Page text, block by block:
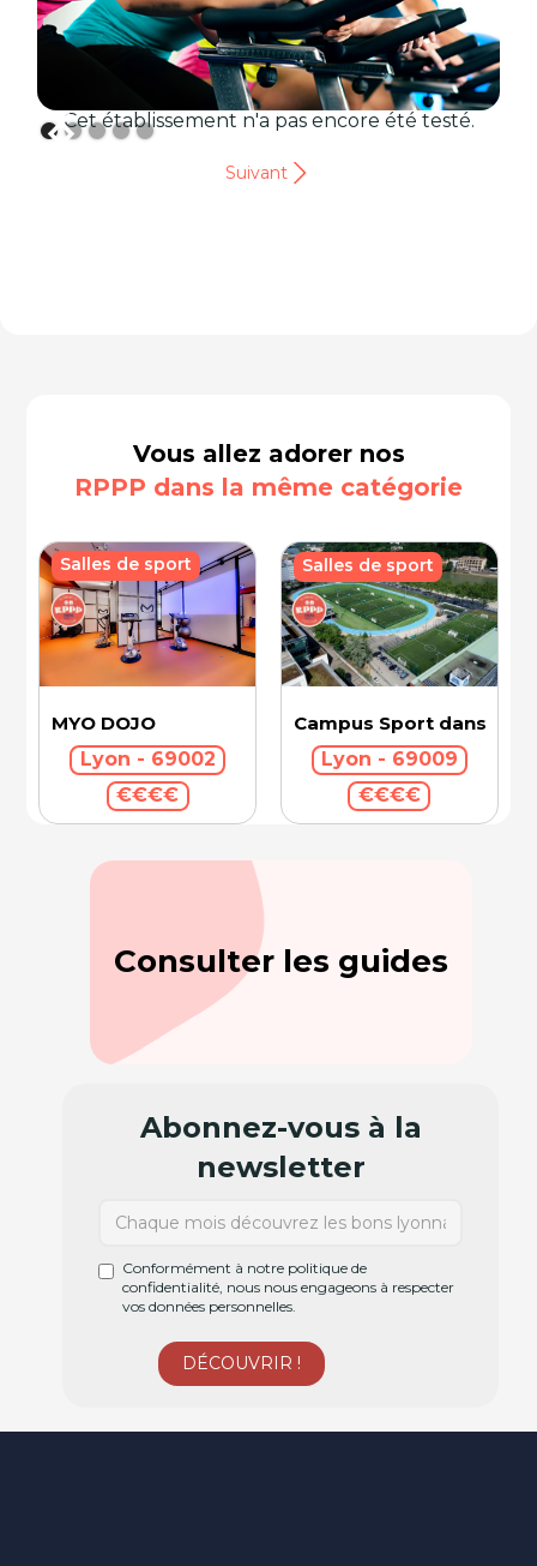
Cet établissement n'a pas encore été testé.
Suivant
Vous allez adorer nos
RPPP dans la même catégorie
MYO DOJO
Lyon - 69002
€€€€
Salles de sport
Campus Sport dans la
Lyon - 69009
€€€€
Salles de sport
Consulter les guides
Abonnez-vous à la
newsletter
Conformément à notre politique de
confidentialité, nous nous engageons à respecter
vos données personnelles.